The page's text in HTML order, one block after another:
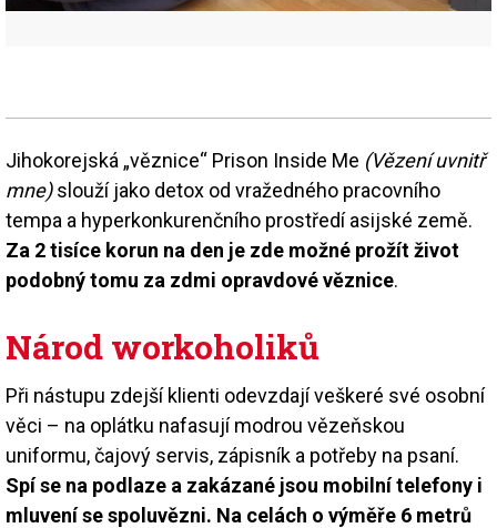
Jihokorejská „věznice“ Prison Inside Me (Vězení uvnitř
mne)slouží jako detox od vražedného pracovního
tempa a hyperkonkurenčního prostředí asijské země.
Za 2 tisíce korun na den je zde možné prožít život
podobný tomu za zdmi opravdové věznice.
Národ workoholiků
Při nástupu zdejší klienti odevzdají veškeré své osobní
věci – na oplátku nafasují modrou vězeňskou
uniformu, čajový servis, zápisník a potřeby na psaní.
Spí se na podlaze a zakázané jsou mobilní telefony i
mluvení se spoluvězni. Na celách o výměře 6 metrů